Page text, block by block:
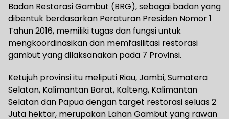
Badan Restorasi Gambut (BRG), sebagai badan yang
dibentuk berdasarkan Peraturan Presiden Nomor 1
Tahun 2016, memiliki tugas dan fungsi untuk
mengkoordinasikan dan memfasilitasi restorasi
gambut yang dilaksanakan pada 7 Provinsi.
Ketujuh provinsi itu meliputi Riau, Jambi, Sumatera
Selatan, Kalimantan Barat, Kalteng, Kalimantan
Selatan dan Papua dengan target restorasi seluas 2
Juta hektar, merupakan Lahan Gambut yang rawan